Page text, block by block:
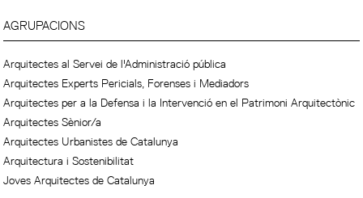
AGRUPACIONS
Arquitectes al Servei de l'Administració pública
Arquitectes Experts Pericials, Forenses i Mediadors
Arquitectes per a la Defensa i la Intervenció en el Patrimoni Arquitectònic
Arquitectes Sènior/a
Arquitectes Urbanistes de Catalunya
Arquitectura i Sostenibilitat
Joves Arquitectes de Catalunya